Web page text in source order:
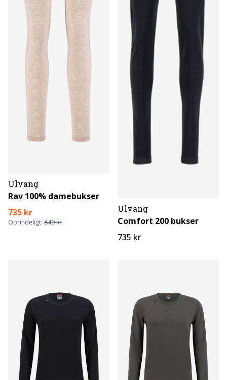
Ulvang
Rav 100% damebukser
735 kr
Oprindeligt: 849 kr
Ulvang
Comfort 200 bukser
735 kr